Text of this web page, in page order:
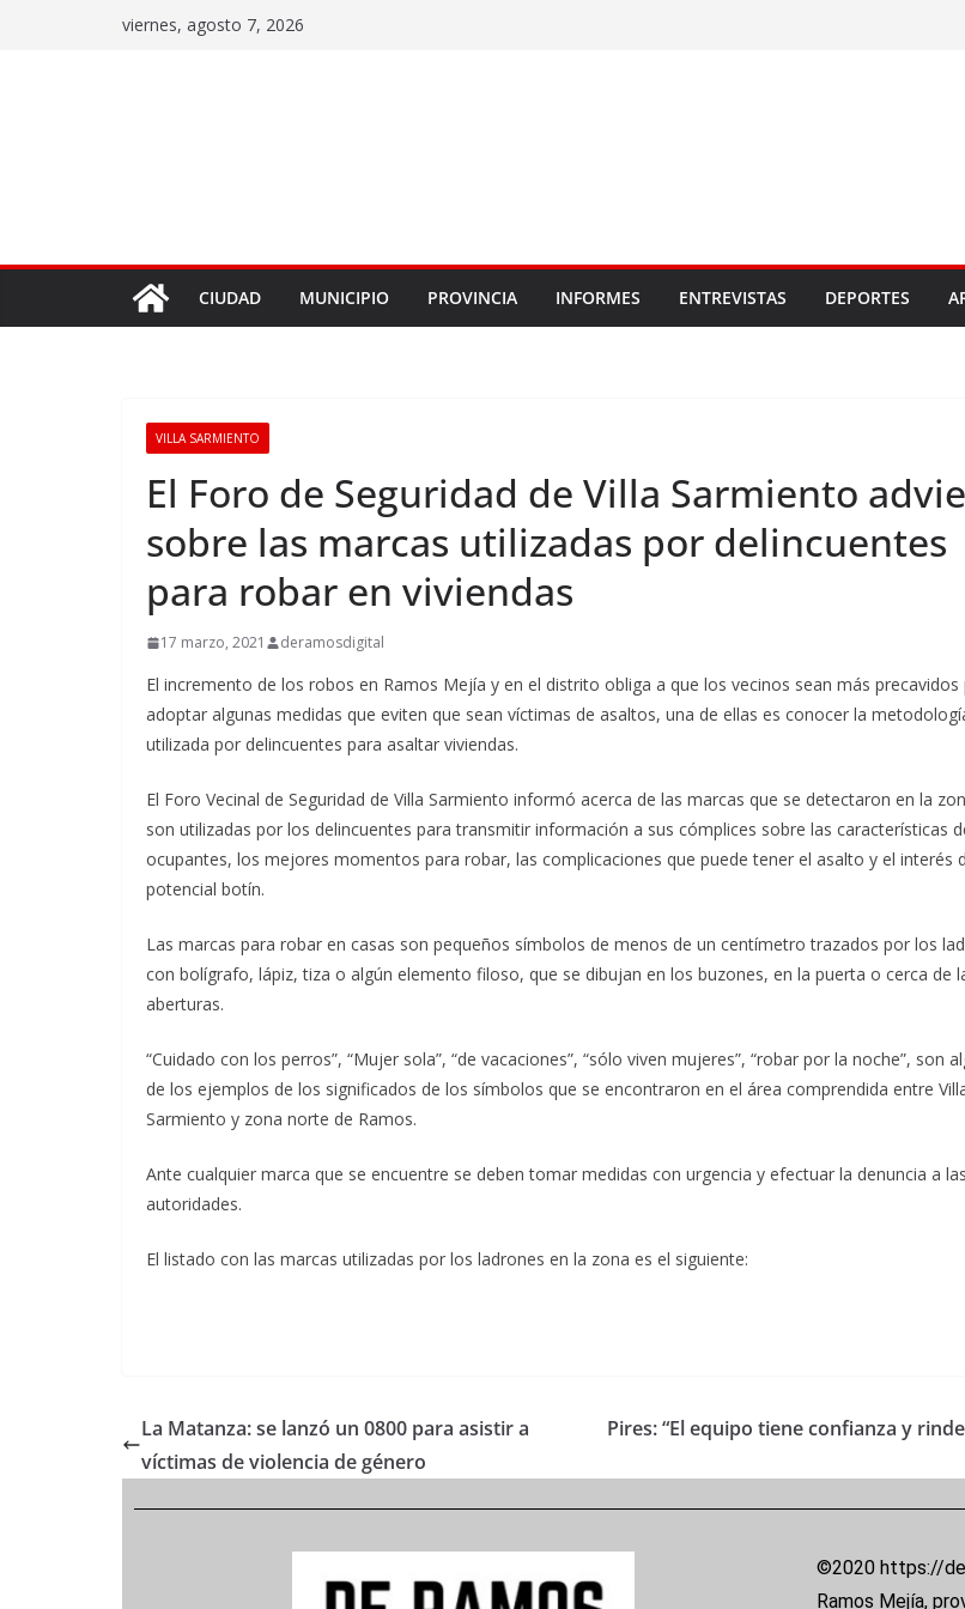
viernes, agosto 7, 2026
CIUDAD MUNICIPIO PROVINCIA INFORMES ENTREVISTAS DEPORTES
VILLA SARMIENTO
El Foro de Seguridad de Villa Sarmiento
sobre las marcas utilizadas por delincuentes
para robar en viviendas
17 marzo, 2021 deramosdigital
El incremento de los robos en Ramos Mejía y en el distrito obliga a que los vecinos sean más precavidos
adoptar algunas medidas que eviten que sean víctimas de asaltos, una de ellas es conocer la
utilizada por delincuentes para asaltar viviendas.
El Foro Vecinal de Seguridad de Villa Sarmiento informó acerca de las marcas que se detectaron en la
son utilizadas por los delincuentes para transmitir información a sus cómplices sobre las características
ocupantes, los mejores momentos para robar, las complicaciones que puede tener el asalto y el interés
potencial botín.
Las marcas para robar en casas son pequeños símbolos de menos de un centímetro trazados por los
con bolígrafo, lápiz, tiza o algún elemento filoso, que se dibujan en los buzones, en la puerta o cerca de
aberturas.
“Cuidado con los perros”, “Mujer sola”, “de vacaciones”, “sólo viven mujeres”, “robar por la noche”, son
de los ejemplos de los significados de los símbolos que se encontraron en el área comprendida entre
Sarmiento y zona norte de Ramos.
Ante cualquier marca que se encuentre se deben tomar medidas con urgencia y efectuar la denuncia a las
autoridades.
El listado con las marcas utilizadas por los ladrones en la zona es el siguiente:
La Matanza: se lanzó un 0800 para asistir a
víctimas de violencia de género
Pires: “El equipo tiene confianza y
©2020 https://
Ramos Mejía,